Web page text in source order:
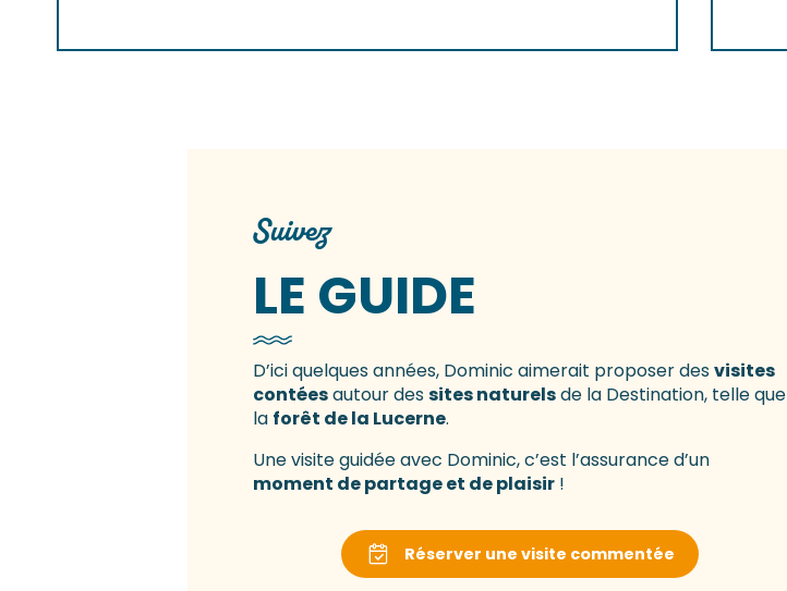
Suivez
LE GUIDE
D’ici quelques années, Dominic aimerait proposer desvisites
contéesautour dessites naturelsde la Destination, telle que
la forêt de la Lucerne.
Une visite guidée avec Dominic, c’est l’assurance d’un
moment de partage et de plaisir !
Réserver une visite commentée